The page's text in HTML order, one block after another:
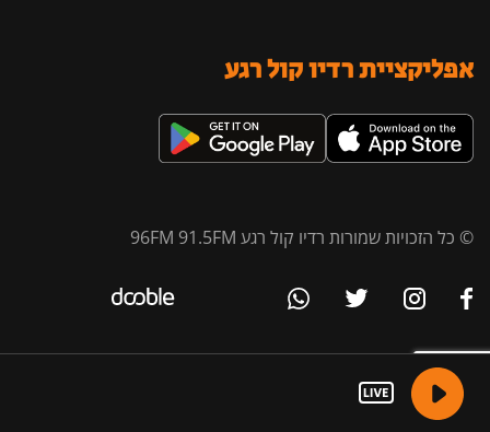
אפליקציית רדיו קול רגע
© כל הזכויות שמורות רדיו קול רגע 96FM 91.5FM